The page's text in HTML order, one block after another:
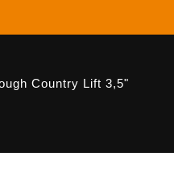
Country Lift 3,5"